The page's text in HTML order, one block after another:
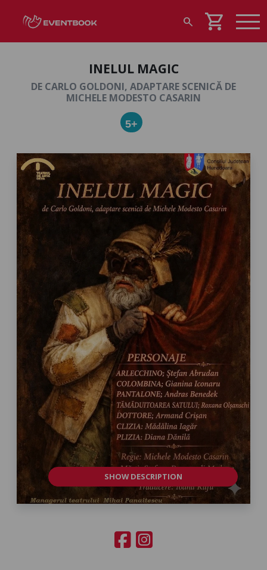
search shopping_cart
INELUL MAGIC
DE CARLO GOLDONI, ADAPTARE SCENICĂ DE
MICHELE MODESTO CASARIN
5+
SHOW DESCRIPTION